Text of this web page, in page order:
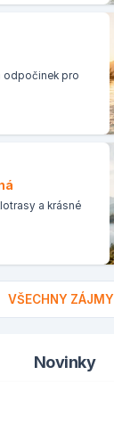
odpočinek pro
a krásné
VŠECHNY ZÁJMY
Novinky